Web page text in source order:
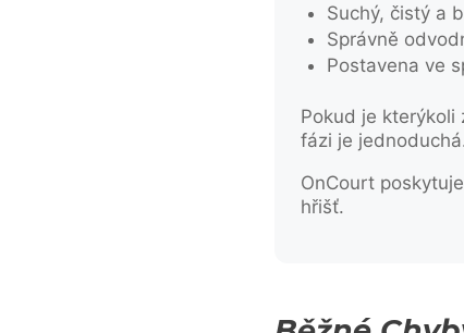
Suchý, čistý a
Správně
Postavena ve
Pokud je
fázi je
OnCourt
hřišť.